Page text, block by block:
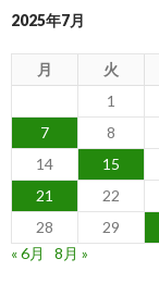
2025年7月
月 火
1
7
8
14
15
21
22
28
29
« 6月
8月 »